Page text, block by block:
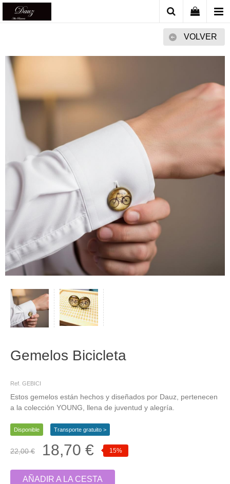
VOLVER
Gemelos Bicicleta
Ref. GEBICI
Estos gemelos están hechos y diseñados por Dauz, pertenecen
a la colección YOUNG, llena de juventud y alegría.
Disponible Transporte gratuito >
22,00 € 18,70 € 15%
AÑADIR A LA CESTA